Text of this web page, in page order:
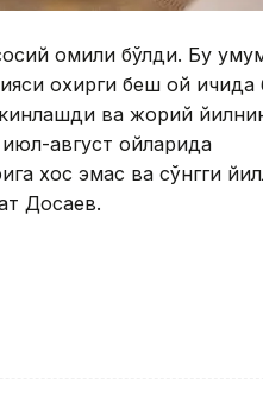
омили бўлди. Бу
охирги беш ой
ва жорий
август ойларида
хос эмас ва сўнгги
Досаев.